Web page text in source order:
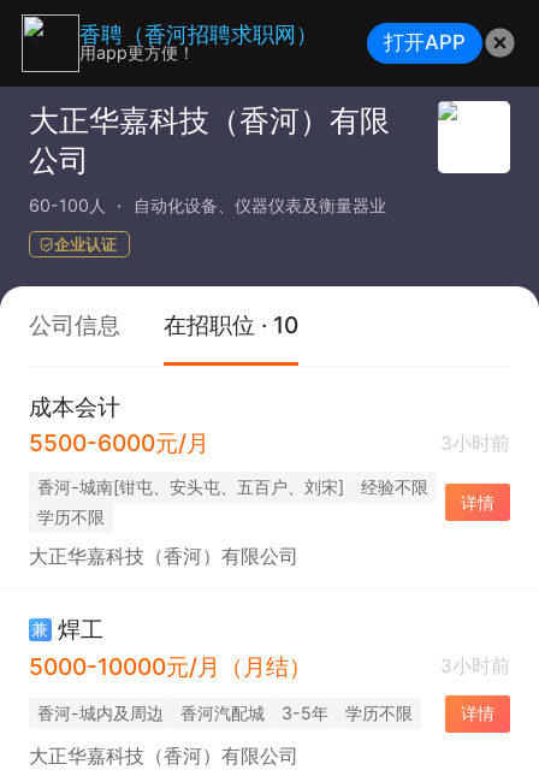
大正华嘉科技（香河）有限
公司
60-100人 自动化设备、仪器仪表及衡量器业
企业认证
公司信息 在招职位 · 10
成本会计
5500-6000元/月
3小时前
香河-城南[钳屯、安头屯、五百户、刘宋]
经验不限
学历不限
详情
大正华嘉科技（香河）有限公司
兼 焊工
5000-10000元/月（月结）
3小时前
香河-城内及周边 香河汽配城 3-5年 学历不限 详情
大正华嘉科技（香河）有限公司
香聘（香河招聘求职网）
用app更方便！ 打开APP